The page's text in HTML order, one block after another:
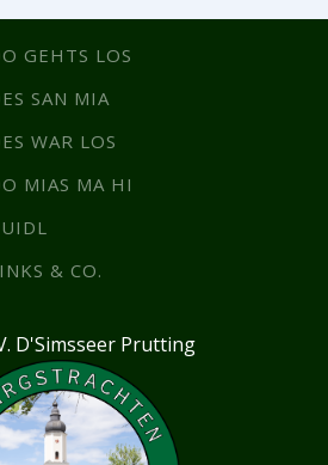
GEHTS LOS
SAN MIA
WAR LOS
MIAS MA HI
& CO.
D'Simsseer Prutting